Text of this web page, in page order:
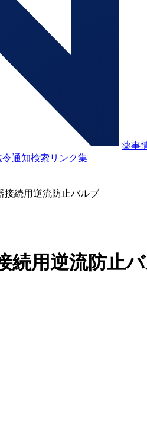
薬事
令通知検索 リンク集
接続用逆流防止バルブ
続用逆流防止